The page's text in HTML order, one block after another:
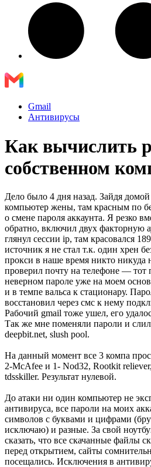
Gmail
Антивирусы
Как вычислить
собственном
Дело было 4 дня назад. Зайдя
компьютер жены, там красным по
о смене пароля аккаунта. Я резко
обратно, включил двух факторную
глянул сессии ip, там красовался
источник я не стал т.к. один хрен
прокси в наше время никто никуда
проверил почту на телефоне — тот
неверном пароле уже на моем
и в темпе вальса к стационару.
восстановил через смс к нему
Рабочий gmail тоже ушел, его
Так же мне поменяли пароли и
deepbit.net, slush pool.
На данный момент все 3 компа
2-McAfee и 1- Nod32, Rootkit
tdsskiller. Результат нулевой.
До атаки ни один компьютер не
антивируса, все пароли на моих
символов с буквами и цифрами
исключаю) и разные. За свой
сказать, что все скачанные файлы
перед открытием, сайты
посещались. Исключения в